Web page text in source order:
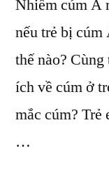
Nhiễm cúm A
nếu trẻ bị cúm
thế nào?
ích về cúm ở
mắc cúm? Trẻ
…